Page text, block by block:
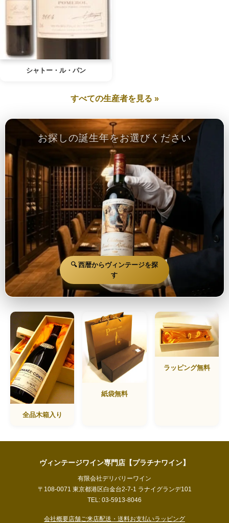
シャトー・ル・パン
すべての生産者を見る »
お探しの誕生年をお選びください
🔍 西暦からヴィンテージを探
す
全品木箱入り
紙袋無料
ラッピング無料
ヴィンテージワイン専門店【プラチナワイン】
有限会社デリバリーワイン
〒108-0071 東京都港区白金台2-7-1 ラナイグランデ101
TEL: 03-5913-8046
会社概要店舗ご来店配送・送料お支払いラッピング